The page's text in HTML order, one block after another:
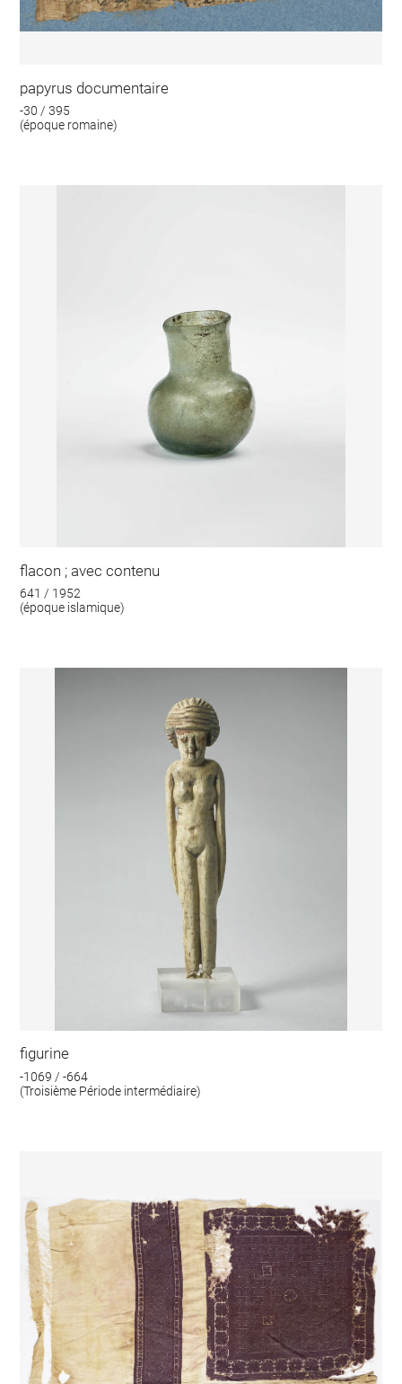
papyrus documentaire
-30 / 395
(époque romaine)
flacon ; avec contenu
641 / 1952
(époque islamique)
figurine
-1069 / -664
(Troisième Période intermédiaire)